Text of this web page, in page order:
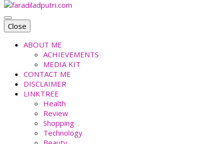
faradiladputri.com
Indonesian Millennial Mom and Lifestyle Blogger
Close
ABOUT ME
ACHIEVEMENTS
MEDIA KIT
CONTACT ME
DISCLAIMER
LINKTREE
Health
Review
Shopping
Technology